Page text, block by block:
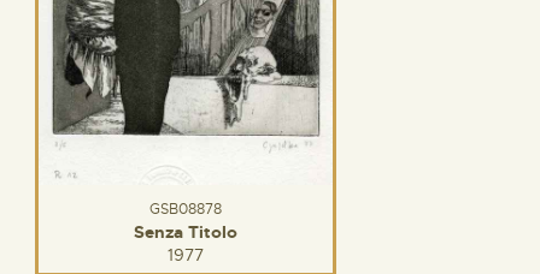
GSB08878
Senza Titolo
1977